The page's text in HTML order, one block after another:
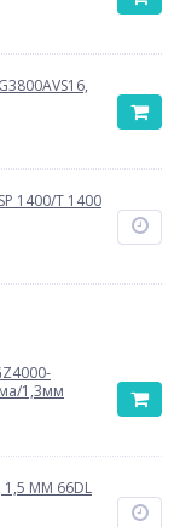
1400/T 1400
1,3мм
1,5 ММ 66DL